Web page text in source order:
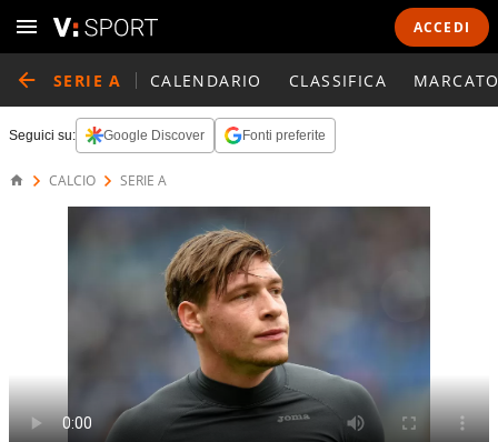
ACCEDI
SERIE A CALENDARIO CLASSIFICA
Seguici su: Google Discover Fonti preferite
CALCIO SERIE A